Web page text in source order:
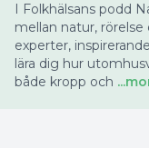
I Folkhälsans podd
mellan natur,
experter,
lära dig hur
både kropp och